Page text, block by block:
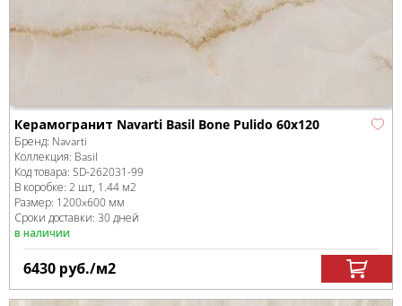
Керамогранит Navarti Basil Bone Pulido 60x120
Бренд: Navarti
Коллекция: Basil
Код товара: SD-262031-99
В коробке: 2 шт, 1.44 м2
Размер: 1200x600 мм
Сроки доставки: 30 дней
в наличии
6430 руб./м2